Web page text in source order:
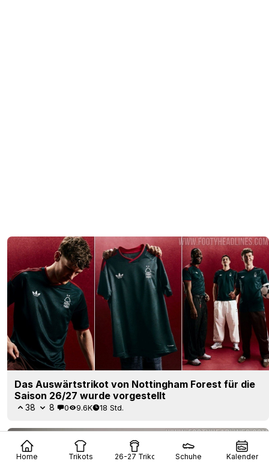
Home Trikots 26-27 Trikots Schuhe Kalender
Das Auswärtstrikot von Nottingham Forest für die
Saison 26/27 wurde vorgestellt
38 8 0 9.6K 18 Std.